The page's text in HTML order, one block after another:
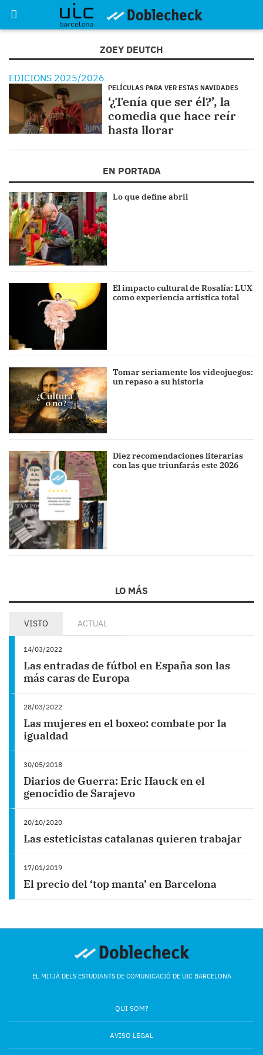
ZOEY DEUTCH
EDICIONS 2025/2026
PELÍCULAS PARA VER ESTAS NAVIDADES
‘¿Tenía que ser él?’, la
comedia que hace reír
hasta llorar
EN PORTADA
Lo que define abril
El impacto cultural de Rosalía: LUX
como experiencia artística total
Tomar seriamente los videojuegos:
un repaso a su historia
Diez recomendaciones literarias
con las que triunfarás este 2026
LO MÁS
VISTO ACTUAL
14/03/2022
Las entradas de fútbol en España son las
más caras de Europa
28/03/2022
Las mujeres en el boxeo: combate por la
igualdad
30/05/2018
Diarios de Guerra: Eric Hauck en el
genocidio de Sarajevo
20/10/2020
Las esteticistas catalanas quieren trabajar
17/01/2019
El precio del ‘top manta’ en Barcelona
EL MITJÀ DELS ESTUDIANTS DE COMUNICACIÓ DE UIC BARCELONA
QUI SOM?
AVISO LEGAL